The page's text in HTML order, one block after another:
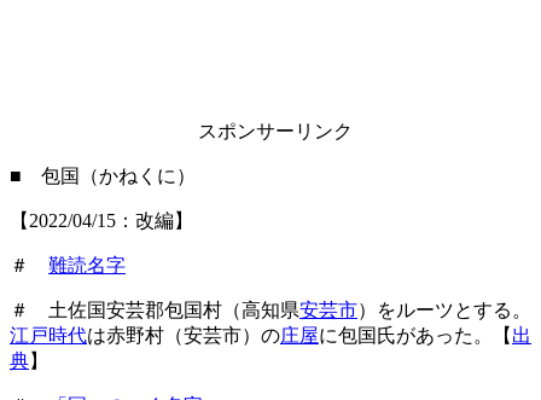
スポンサーリンク
■ 包国（かねくに）
【2022/04/15：改編】
＃ 難読名字
＃ 土佐国安芸郡包国村（高知県安芸市）をルーツとする。
江戸時代は赤野村（安芸市）の庄屋に包国氏があった。【 出
典】